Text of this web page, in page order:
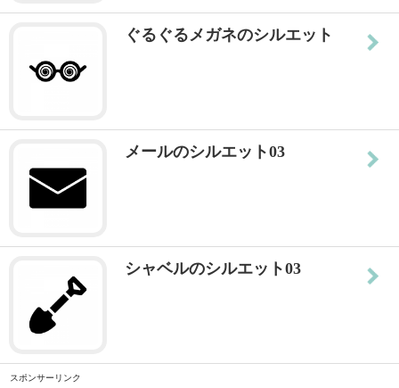
ぐるぐるメガネのシルエット
メールのシルエット03
シャベルのシルエット03
スポンサーリンク